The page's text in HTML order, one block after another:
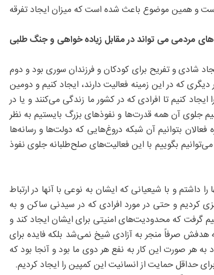
و همین موضوع باعث شده است که میزان ایجاد تفرقه
مردمی می تواند در مقابل زیاده خواهی و جنگ طلبی
و تفریح برای کودکان و فرزندان سوری بود و دوم
که در این زمینه فعالیت دارند، ایجاد کنیم و دومین
کنیم تا افرادی که در کشور ما زندگی می‌کنند و یا در
جلوی آن همه قدرت‌ها و نفوذهای بزرگ بایستیم به نظر
بتوانیم آن شبکه دروغ‌هایی که دولت‌ها و رسانه‌ها
بگوییم با این فعالیت‌های صلح‌طلبانه جلوی نفوذ
و با شیعیانی که ایشان به نوعی با آنها در ارتباط
کردیم و حتی در مورد افرادی که در سیدنی ساکن و به
گرفت که محدودیت‌های امنیتی برای ایشان ایجاد کند و
هدفش صرفاً منجر به آزادی شیخ نمی‌شد بلکه فایده برای
هر صورت این کار به نفع هر دوی ما بود و آنجا بود که
حداقل حمایت از انسانیت این کمپین را ایجاد کردیم.